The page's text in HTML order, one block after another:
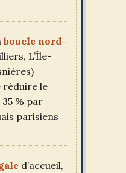
boucle nord-
L’Île-
le
% par
parisiens
d’accueil,